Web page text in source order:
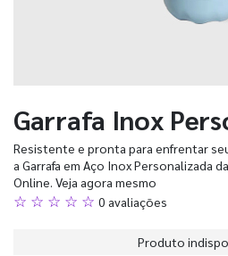
Garrafa Inox
Resistente e pronta para enfrentar
a Garrafa em Aço Inox Personalizada
Online. Veja agora mesmo
☆ ☆ ☆ ☆ ☆ 0 avaliações
Produto